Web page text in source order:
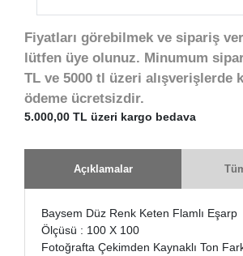
Fiyatları görebilmek ve sipariş
lütfen üye olunuz. Minumum
TL ve 5000 tl üzeri alışverişlerde
ödeme ücretsizdir.
5.000,00 TL üzeri kargo bedava
Açıklamalar
Baysem Düz Renk Keten Flamlı Eşarp
Ölçüsü : 100 X 100
Fotoğrafta Çekimden Kaynaklı Ton